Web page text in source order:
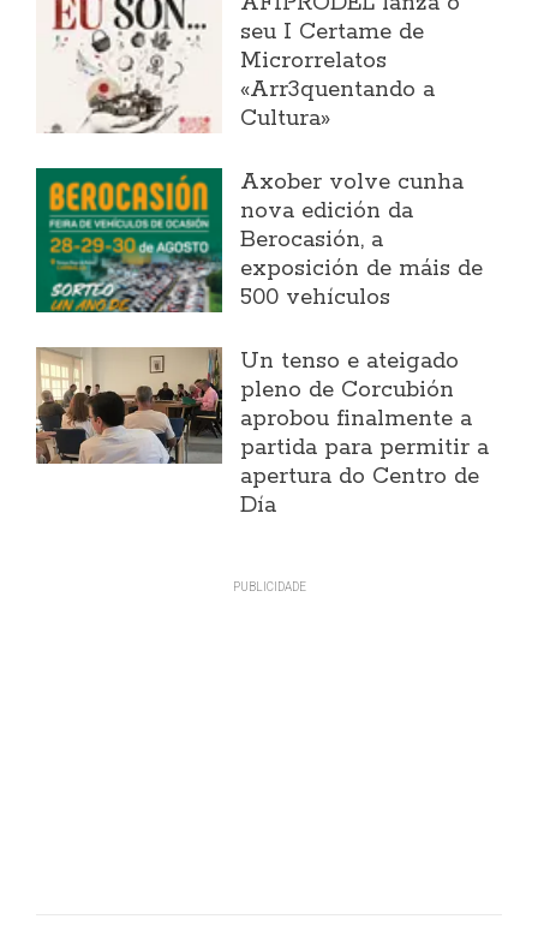
seu I Certame de
Microrrelatos
«Arr3quentando a
Cultura»
Axober volve cunha
nova edición da
Berocasión, a
exposición de máis de
500 vehículos
Un tenso e ateigado
pleno de Corcubión
aprobou finalmente a
partida para permitir a
apertura do Centro de
Día